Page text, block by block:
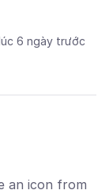
6 ngày trước
an icon from